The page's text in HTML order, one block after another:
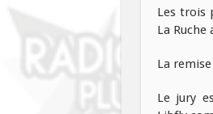
Les trois
La Ruche
La
Le jury